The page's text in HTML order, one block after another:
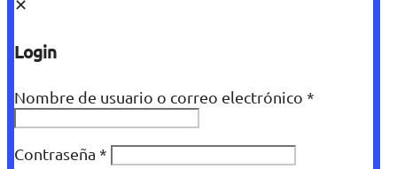
✕
Login
Nombre de usuario o correo electrónico *
Contraseña *